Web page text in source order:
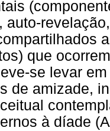
auto-
que
se levar
de amizade,
à díade